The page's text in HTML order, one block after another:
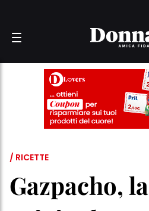
/ RICETTE
Gazpacho,